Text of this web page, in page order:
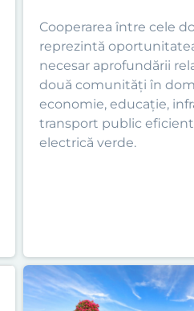
Cooperarea între cele
reprezintă
necesar aprofundării
două comunități în
economie, educație,
transport public
electrică verde.